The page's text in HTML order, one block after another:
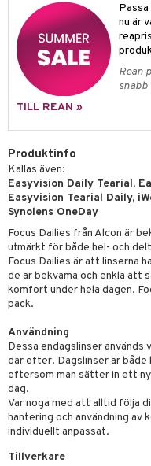
nu är
Rean
TILL REAN »
Produktinfo
Kallas även:
Easyvision Daily Tearial,
Easyvision Tearial Daily,
Synolens OneDay
Focus Dailies från Alcon är
utmärkt för både hel- och
Focus Dailies är att linserna
de är bekväma och enkla att
komfort under hela dagen.
pack.
Användning
Dessa endagslinser
där efter. Dagslinser är både
eftersom man sätter in ett
dag.
Var noga med att alltid följa
hantering och användning
individuellt anpassat.
Tillverkare